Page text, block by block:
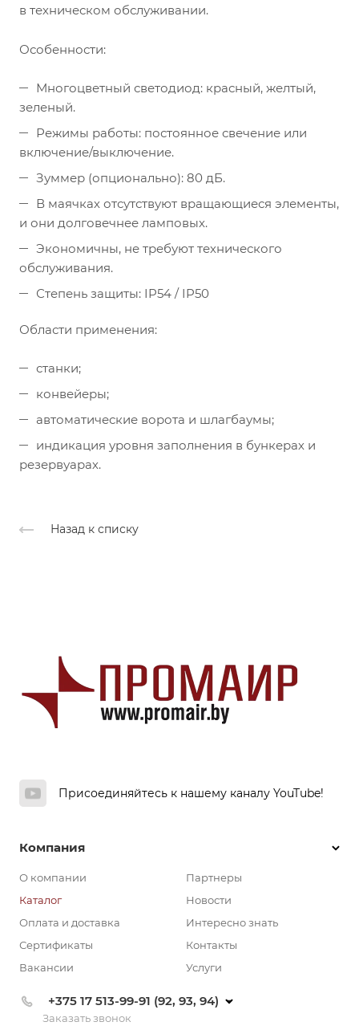
в техническом обслуживании.
Особенности:
Многоцветный светодиод: красный, желтый,
зеленый.
Режимы работы: постоянное свечение или
включение/выключение.
Зуммер (опционально): 80 дБ.
В маячках отсутствуют вращающиеся элементы,
и они долговечнее ламповых.
Экономичны, не требуют технического
обслуживания.
Степень защиты: IP54 / IP50
Области применения:
станки;
конвейеры;
автоматические ворота и шлагбаумы;
индикация уровня заполнения в бункерах и
резервуарах.
Назад к списку
Присоединяйтесь к нашему каналу YouTube!
Компания
О компании
Каталог
Оплата и доставка
Сертификаты
Вакансии
Партнеры
Новости
Интересно знать
Контакты
Услуги
+375 17 513-99-91 (92, 93, 94)
Заказать звонок